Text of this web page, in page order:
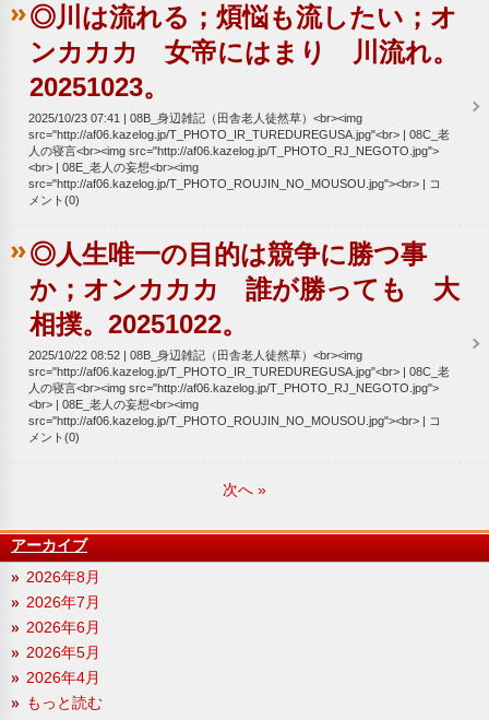
◎川は流れる；煩悩も流したい；オ
ンカカカ 女帝にはまり 川流れ。
20251023。
2025/10/23 07:41
08B_身辺雑記（田舎老人徒然草）<br><img
src="http://af06.kazelog.jp/T_PHOTO_IR_TUREDUREGUSA.jpg"<br>
08C_老
人の寝言<br><img src="http://af06.kazelog.jp/T_PHOTO_RJ_NEGOTO.jpg">
<br>
08E_老人の妄想<br><img
src="http://af06.kazelog.jp/T_PHOTO_ROUJIN_NO_MOUSOU.jpg"><br>
コ
メント(0)
◎人生唯一の目的は競争に勝つ事
か；オンカカカ 誰が勝っても 大
相撲。20251022。
2025/10/22 08:52
08B_身辺雑記（田舎老人徒然草）<br><img
src="http://af06.kazelog.jp/T_PHOTO_IR_TUREDUREGUSA.jpg"<br>
08C_老
人の寝言<br><img src="http://af06.kazelog.jp/T_PHOTO_RJ_NEGOTO.jpg">
<br>
08E_老人の妄想<br><img
src="http://af06.kazelog.jp/T_PHOTO_ROUJIN_NO_MOUSOU.jpg"><br>
コ
メント(0)
次へ »
アーカイブ
2026年8月
2026年7月
2026年6月
2026年5月
2026年4月
もっと読む